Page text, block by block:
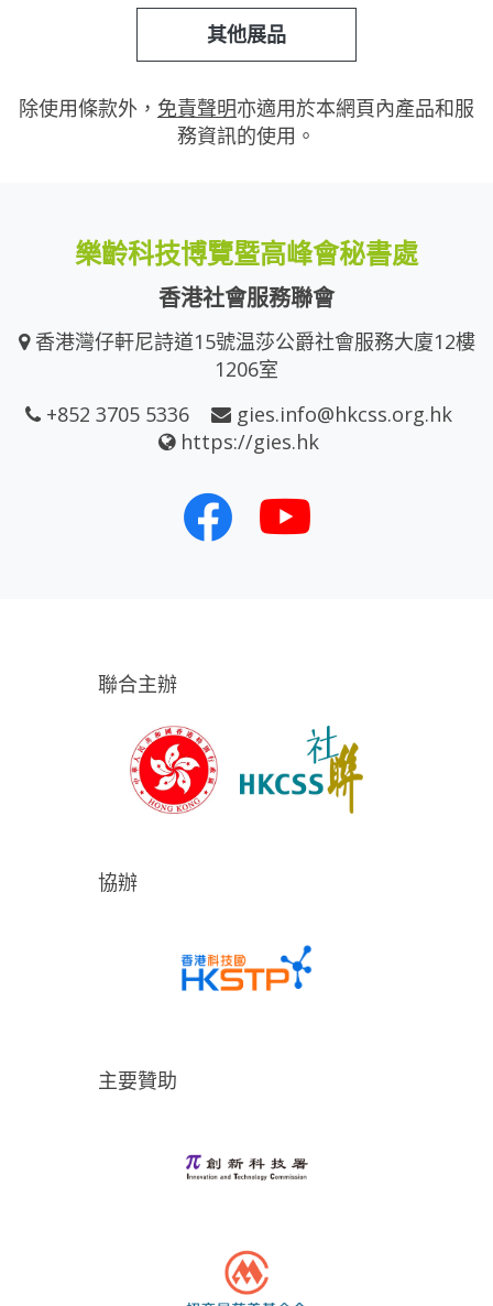
其他展品
除使用條款外， 免責聲明亦適用於本網頁內產品和服
務資訊的使用。
樂齡科技博覽暨高峰會秘書處
香港社會服務聯會
香港灣仔軒尼詩道15號温莎公爵社會服務大廈12樓
1206室
+852 3705 5336
gies.info@hkcss.org.hk
https://gies.hk
聯合主辦
協辦
主要贊助